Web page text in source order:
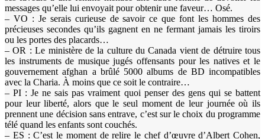
messages qu’elle lui envoyait pour obtenir une faveur… Osé.
– VO : Je serais curieuse de savoir ce que font les hommes des
précieuses secondes qu’ils gagnent en ne fermant jamais les tiroirs
ou les portes des placards…
– OR : Le ministère de la culture du Canada vient de détruire tous
les instruments de musique jugés offensants pour les natives et le
gouvernement afghan a brûlé 5000 albums de BD incompatibles
avec la Charia. À moins que ce soit le contraire…
– PI : Je ne sais pas vraiment quoi penser des gens qui se battent
pour leur liberté, alors que le seul moment de leur journée où ils
prennent une décision sans entrave, c’est sur le choix du programme
télé quand les enfants sont couchés.
– ES : C’est le moment de relire le chef d’œuvre d’Albert Cohen,